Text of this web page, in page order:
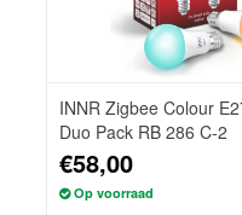
INNR Zigbee Colour
Duo Pack RB 286 C-2
€58,00
Op voorraad